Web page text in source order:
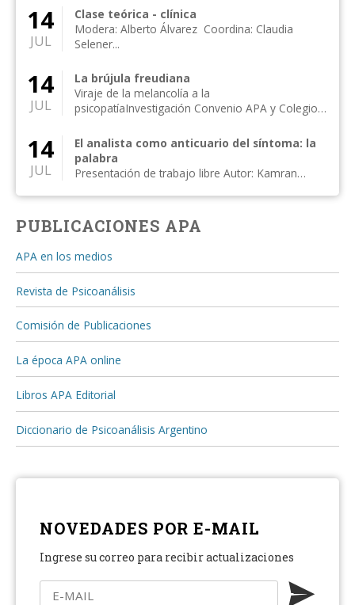
me...
14
JUL
Clase teórica - clínica
Modera: Alberto Álvarez Coordina: Claudia
Selener...
14
JUL
La brújula freudiana
Viraje de la melancolía a la
psicopatíaInvestigación Convenio APA y Colegio
14
JUL
El analista como anticuario del síntoma: la
palabra
Presentación de trabajo libre Autor: Kamran
Kijak...
PUBLICACIONES APA
APA en los medios
Revista de Psicoanálisis
Comisión de Publicaciones
La época APA online
Libros APA Editorial
Diccionario de Psicoanálisis Argentino
NOVEDADES POR E-MAIL
Ingrese su correo para recibir actualizaciones